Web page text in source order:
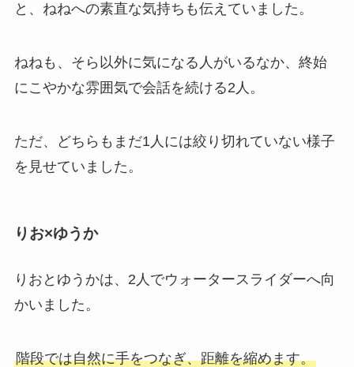
と、ねねへの素直な気持ちも伝えていました。
ねねも、そら以外に気になる人がいるなか、終始
にこやかな雰囲気で会話を続ける2人。
ただ、どちらもまだ1人には絞り切れていない様子
を見せていました。
りお×ゆうか
りおとゆうかは、2人でウォータースライダーへ向
かいました。
階段では自然に手をつなぎ、距離を縮めます。